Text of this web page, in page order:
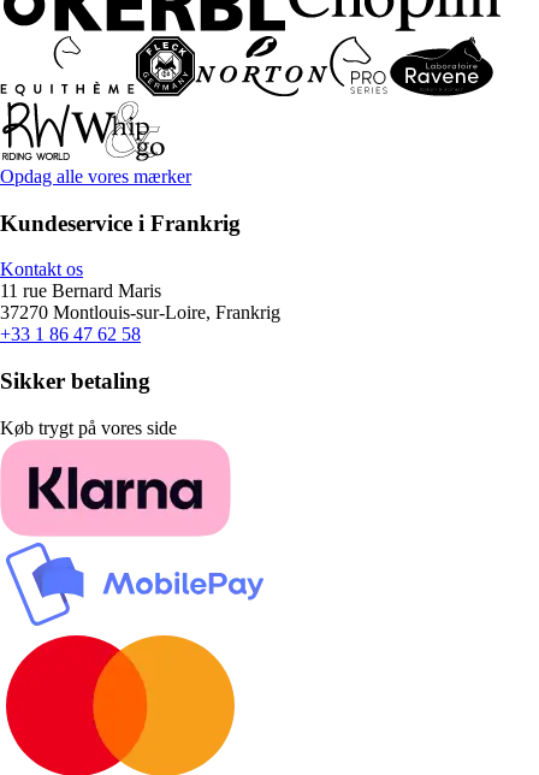
Opdag alle vores mærker
Kundeservice i Frankrig
Kontakt os
11 rue Bernard Maris
37270 Montlouis-sur-Loire, Frankrig
+33 1 86 47 62 58
Sikker betaling
Køb trygt på vores side